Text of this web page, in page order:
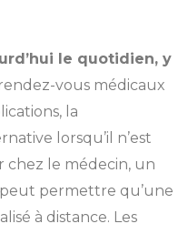
le quotidien, y
vous médicaux
la
lorsqu’il n’est
chez le médecin, un
permettre qu’une
à distance. Les